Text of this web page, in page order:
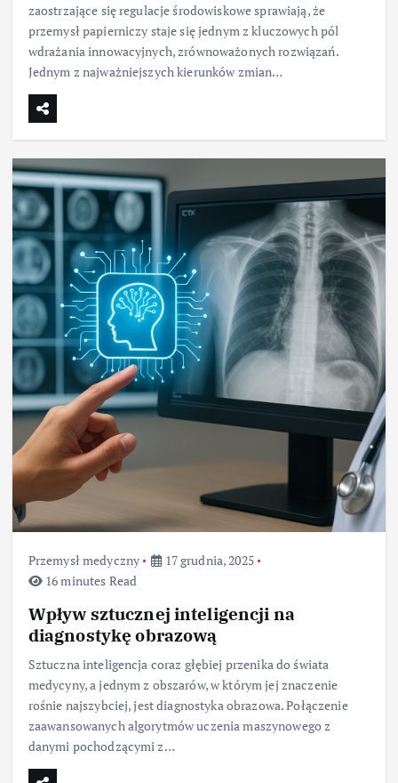
zaostrzające się regulacje środowiskowe sprawiają, że
przemysł papierniczy staje się jednym z kluczowych pól
wdrażania innowacyjnych, zrównoważonych rozwiązań.
Jednym z najważniejszych kierunków zmian…
Przemysł medyczny
17 grudnia, 2025
16 minutes Read
Wpływ sztucznej inteligencji na
diagnostykę obrazową
Sztuczna inteligencja coraz głębiej przenika do świata
medycyny, a jednym z obszarów, w którym jej znaczenie
rośnie najszybciej, jest diagnostyka obrazowa. Połączenie
zaawansowanych algorytmów uczenia maszynowego z
danymi pochodzącymi z…